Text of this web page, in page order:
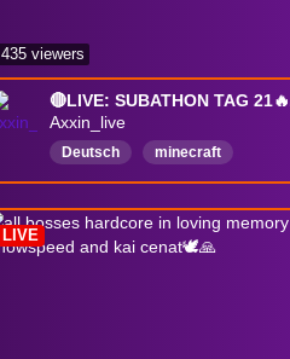
Axxin_live
Deutsch
minecraft
minecraftserver
Community
HugoSMP
hugpsmp
435 viewers
LIVE